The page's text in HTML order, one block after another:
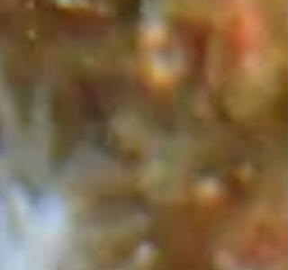
のフォルムで、出会うとちょっと嬉しい生
ものです。 一見地味な砂地ですが、こうし
た出会いが平沢の海の豊かさを感じさせて
れます。 本日の海況 天気/ 晴れ 風/ 北東→
チ)/ 8～12m 透明度(淡島ボート)/ 10～15m
温(平沢ビーチ)/ 18℃ 水温(淡島ボート)/
明日の予報 明日は南西の風、次第に風力ア
ップ、晴天の予報です。 ビーチダイビング
エリアは終日問題ないでしょう。